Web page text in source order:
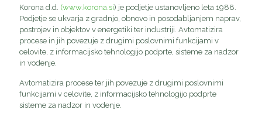
Korona d.d. (www.korona.si) je podjetje ustanovljeno leta 1988.
Podjetje se ukvarja z gradnjo, obnovo in posodabljanjem naprav,
postrojev in objektov v energetiki ter industriji. Avtomatizira
procese in jih povezuje z drugimi poslovnimi funkcijami v
celovite, z informacijsko tehnologijo podprte, sisteme za nadzor
in vodenje.
Avtomatizira procese ter jih povezuje z drugimi poslovnimi
funkcijami v celovite, z informacijsko tehnologijo podprte
sisteme za nadzor in vodenje.